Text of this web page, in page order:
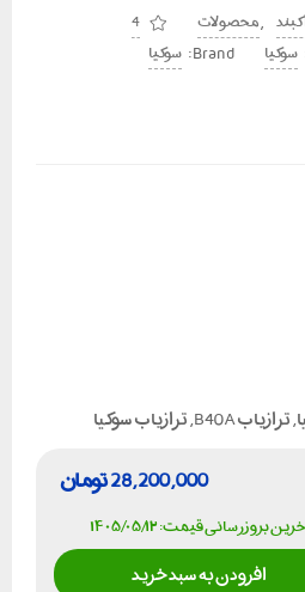
,محصولات
4
سوکیا Brand: سوکیا
,ترازیاب B40A ,ترازیاب سوکیا
تومان28,200,000
بروزرسانی قیمت: ۱۴۰۵/۰۵/۱۲
افزودن به سبد خرید